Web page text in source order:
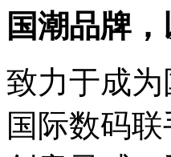
国潮品牌
致力于成为
国际数码联